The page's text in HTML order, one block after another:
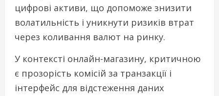
цифрові активи, що допоможе знизити
волатильність і уникнути ризиків втрат
через коливання валют на ринку.
У контексті онлайн-магазину, критичною
є прозорість комісій за транзакції і
інтерфейс для відстеження даних